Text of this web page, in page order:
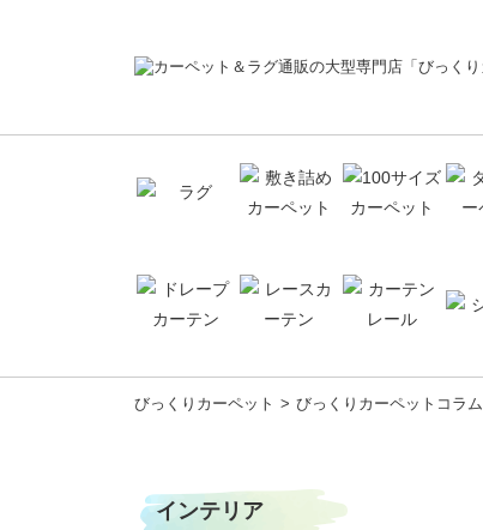
びっくりカーペット びっくりカーペットコラム
インテリア